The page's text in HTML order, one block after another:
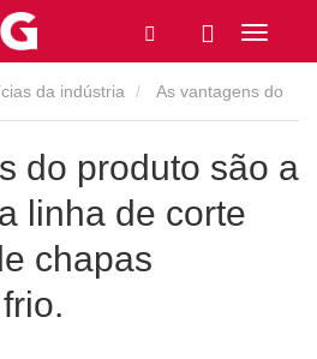
da indústria
do produto são a
linha de corte
chapas